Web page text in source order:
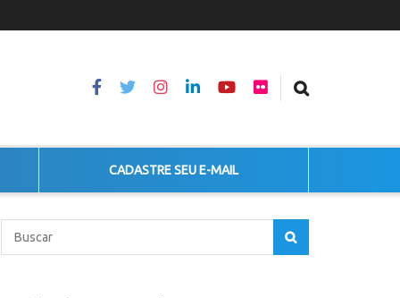
CADASTRE SEU E-MAIL